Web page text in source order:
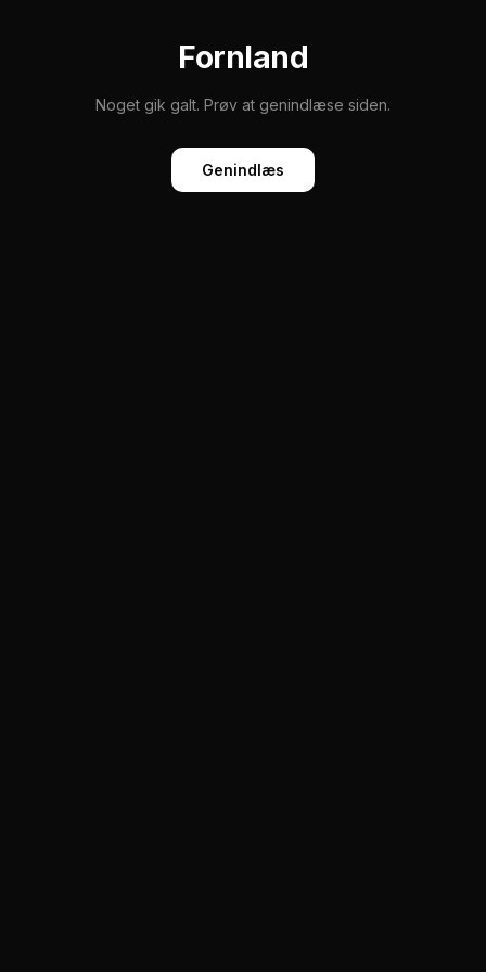
Fornland
Noget gik galt. Prøv at genindlæse siden.
Genindlæs